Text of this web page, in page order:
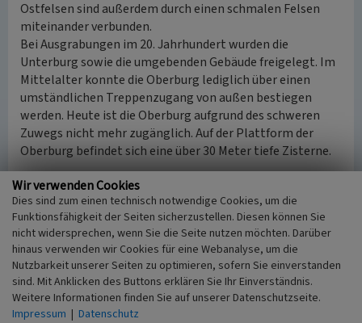
Ostfelsen sind außerdem durch einen schmalen Felsen
miteinander verbunden.
Bei Ausgrabungen im 20. Jahrhundert wurden die
Unterburg sowie die umgebenden Gebäude freigelegt. Im
Mittelalter konnte die Oberburg lediglich über einen
umständlichen Treppenzugang von außen bestiegen
werden. Heute ist die Oberburg aufgrund des schweren
Zuwegs nicht mehr zugänglich. Auf der Plattform der
Oberburg befindet sich eine über 30 Meter tiefe Zisterne.
Westfelsen
Die Burganlage im äußersten Westen der Burgengruppe
lag strategisch am günstigsten, da man von dort einen
perfekten Blick über die Täler und die Wege hatte. Funde
von Kaminüberresten bei archäologischen Ausgrabungen
lassen vermuten, dass dieser Teil der Burg bewohnt
wurde.
Ebenso wie im Ostfelsen ist die hiesige Unterburg erst in
Wir verwenden Cookies
Dies sind zum einen technisch notwendige Cookies, um die
Funktionsfähigkeit der Seiten sicherzustellen. Diesen können Sie
nicht widersprechen, wenn Sie die Seite nutzen möchten. Darüber
hinaus verwenden wir Cookies für eine Webanalyse, um die
Nutzbarkeit unserer Seiten zu optimieren, sofern Sie einverstanden
sind. Mit Anklicken des Buttons erklären Sie Ihr Einverständnis.
Weitere Informationen finden Sie auf unserer Datenschutzseite.
Impressum | Datenschutz